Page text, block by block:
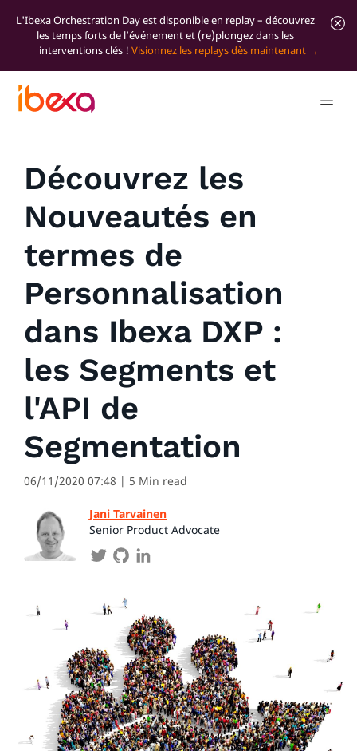
L'Ibexa Orchestration Day est disponible en replay – découvrez
les temps forts de l’événement et (re)plongez dans les
interventions clés ! Visionnez les replays dès maintenant
Tous les articles de blog
Découvrez les
Nouveautés en
termes de
Personnalisation
dans Ibexa DXP :
les Segments et
l'API de
Segmentation
06/11/2020 07:48 | 5 Min read
Jani Tarvainen
Senior Product Advocate